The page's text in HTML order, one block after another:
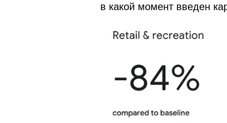
в какой момент введен